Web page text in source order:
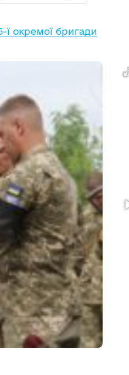
ї окремої бригади